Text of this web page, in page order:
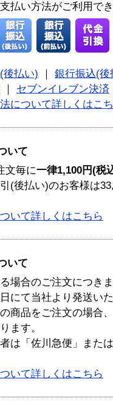
払い方法がご利用で
後払い)
銀行振込(後
セブンイレブン決済
について詳しくはこ
いて
文毎に一律1,100円(税
(後払い)のお客様は
いて詳しくはこちら
いて
場合のご注文につき
にて当社より発送い
商品をご注文の場合
ます。
は「佐川急便」また
いて詳しくはこちら